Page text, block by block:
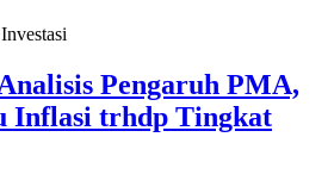
Pengaruh PMA,
Inflasi trhdp Tingkat